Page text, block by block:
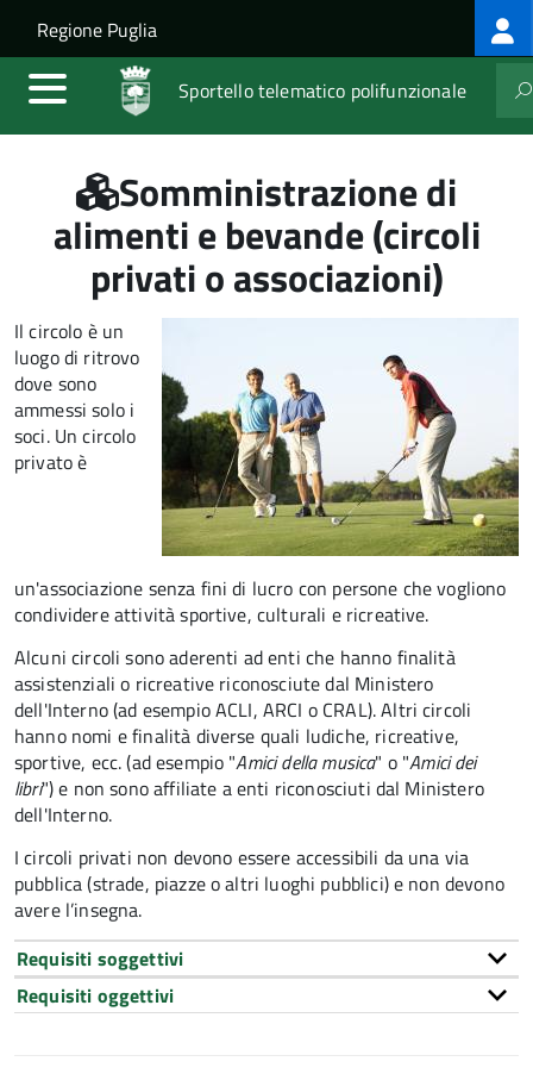
Salta al contenuto principale
Skip to site navigation
Regione Puglia
Sportello telematico polifunzionale
Somministrazione di
alimenti e bevande (circoli
privati o associazioni)
Il circolo è un
luogo di ritrovo
dove sono
ammessi solo i
soci. Un circolo
privato è
un'associazione senza fini di lucro con persone che vogliono
condividere attività sportive, culturali e ricreative.
Alcuni circoli sono aderenti ad enti che hanno finalità
assistenziali o ricreative riconosciute dal Ministero
dell'Interno (ad esempio ACLI, ARCI o CRAL). Altri circoli
hanno nomi e finalità diverse quali ludiche, ricreative,
sportive, ecc. (ad esempio "Amici della musica" o "Amici dei
libri") e non sono affiliate a enti riconosciuti dal Ministero
dell'Interno.
I circoli privati non devono essere accessibili da una via
pubblica (strade, piazze o altri luoghi pubblici) e non devono
avere l’insegna.
Requisiti soggettivi
Requisiti oggettivi